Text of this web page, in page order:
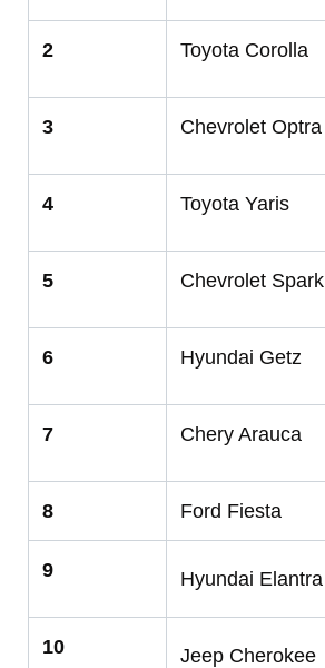
2 Toyota Corolla
3 Chevrolet Optra
4 Toyota Yaris
5 Chevrolet Spark
6 Hyundai Getz
7 Chery Arauca
8 Ford Fiesta
9 Hyundai Elantra
10 Jeep Cherokee